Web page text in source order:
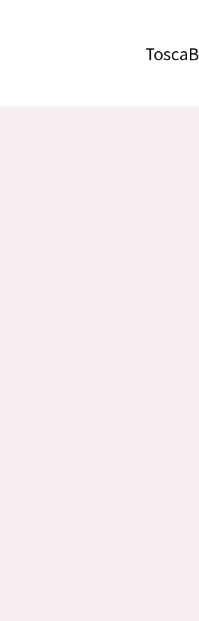
ToscaB